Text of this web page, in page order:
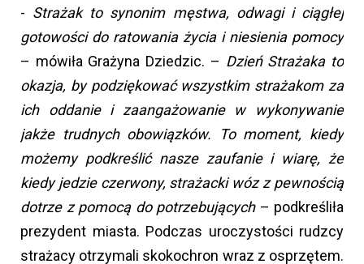
- Strażak to synonim męstwa, odwagi i ciągłej
gotowości do ratowania życia i niesienia pomocy
– mówiła Grażyna Dziedzic. – Dzień Strażaka to
okazja, by podziękować wszystkim strażakom za
ich oddanie i zaangażowanie w wykonywanie
jakże trudnych obowiązków. To moment, kiedy
możemy podkreślić nasze zaufanie i wiarę, że
kiedy jedzie czerwony, strażacki wóz z pewnością
dotrze z pomocą do potrzebujących– podkreśliła
prezydent miasta. Podczas uroczystości rudzcy
strażacy otrzymali skokochron wraz z osprzętem.